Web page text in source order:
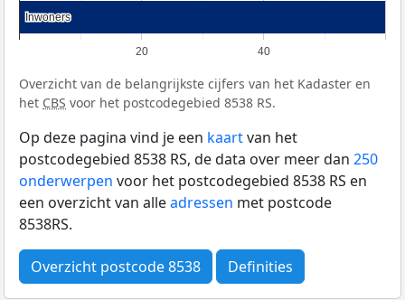
20 40
Inwoners
Inwoners
Overzicht van de belangrijkste cijfers van het Kadaster en
het CBS voor het postcodegebied 8538 RS.
Op deze pagina vind je een kaartvan het
postcodegebied 8538 RS, de data over meer dan 250
onderwerpen voor het postcodegebied 8538 RS en
een overzicht van alleadressen met postcode
8538RS.
Overzicht postcode 8538 Definities